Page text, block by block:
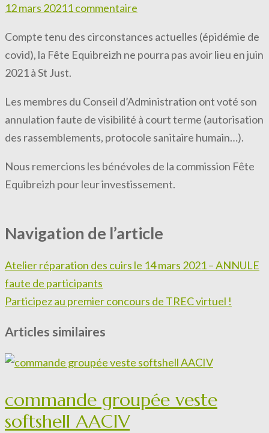
12 mars 20211 commentaire
Compte tenu des circonstances actuelles (épidémie de
covid), la Fête Equibreizh ne pourra pas avoir lieu en juin
2021 à St Just.
Les membres du Conseil d’Administration ont voté son
annulation faute de visibilité à court terme (autorisation
des rassemblements, protocole sanitaire humain…).
Nous remercions les bénévoles de la commission Fête
Equibreizh pour leur investissement.
Navigation de l’article
Atelier réparation des cuirs le 14 mars 2021 – ANNULE
faute de participants
Participez au premier concours de TREC virtuel !
Articles similaires
commande groupée veste
softshell AACIV